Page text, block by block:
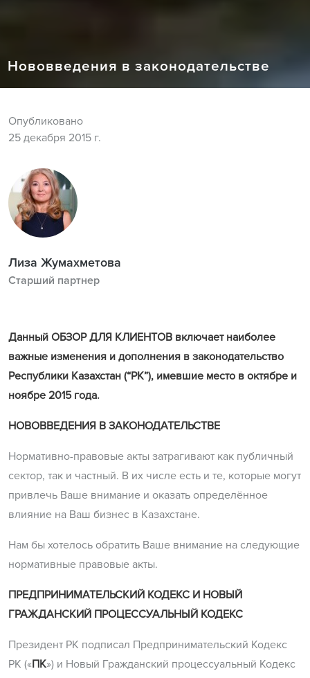
Нововведения в законодательстве
Опубликовано
25 декабря 2015 г.
Лиза Жумахметова
Старший партнер
Данный ОБЗОР ДЛЯ КЛИЕНТОВ включает наиболее
важные изменения и дополнения в законодательство
Республики Казахстан (“РК”), имевшие место в октябре и
ноябре 2015 года.
НОВОВВЕДЕНИЯ В ЗАКОНОДАТЕЛЬСТВЕ
Нормативно-правовые акты затрагивают как публичный
сектор, так и частный. В их числе есть и те, которые могут
привлечь Ваше внимание и оказать определённое
влияние на Ваш бизнес в Казахстане.
Нам бы хотелось обратить Ваше внимание на следующие
нормативные правовые акты.
ПРЕДПРИНИМАТЕЛЬСКИЙ КОДЕКС И НОВЫЙ
ГРАЖДАНСКИЙ ПРОЦЕССУАЛЬНЫЙ КОДЕКС
Президент РК подписал Предпринимательский Кодекс
РК («ПК») и Новый Гражданский процессуальный Кодекс